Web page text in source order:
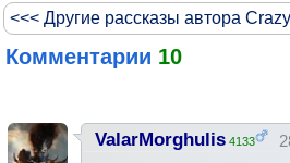
<<< Другие рассказы автора
Комментарии 10
ValarMorghulis 4133